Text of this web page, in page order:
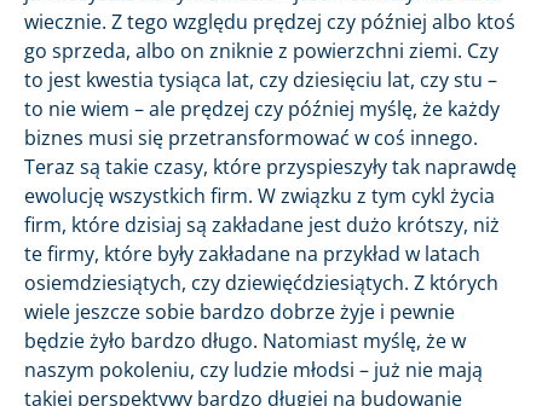
wiecznie. Z tego względu prędzej czy później albo ktoś
go sprzeda, albo on zniknie z powierzchni ziemi. Czy
to jest kwestia tysiąca lat, czy dziesięciu lat, czy stu –
to nie wiem – ale prędzej czy później myślę, że każdy
biznes musi się przetransformować w coś innego.
Teraz są takie czasy, które przyspieszyły tak naprawdę
ewolucję wszystkich firm. W związku z tym cykl życia
firm, które dzisiaj są zakładane jest dużo krótszy, niż
te firmy, które były zakładane na przykład w latach
osiemdziesiątych, czy dziewięćdziesiątych. Z których
wiele jeszcze sobie bardzo dobrze żyje i pewnie
będzie żyło bardzo długo. Natomiast myślę, że w
naszym pokoleniu, czy ludzie młodsi – już nie mają
takiej perspektywy bardzo długiej na budowanie